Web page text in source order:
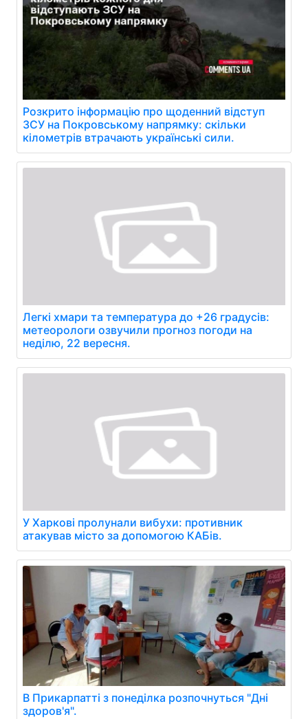
Розкрито інформацію про щоденний відступ
ЗСУ на Покровському напрямку: скільки
кілометрів втрачають українські сили.
Легкі хмари та температура до +26 градусів:
метеорологи озвучили прогноз погоди на
неділю, 22 вересня.
У Харкові пролунали вибухи: противник
атакував місто за допомогою КАБів.
В Прикарпатті з понеділка розпочнуться "Дні
здоров'я".